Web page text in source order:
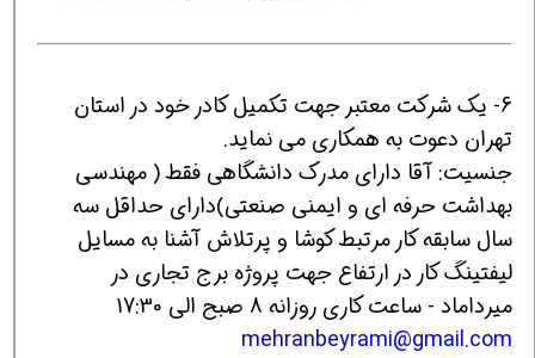
6- یک شرکت معتبر جهت تکمیل کادر خود در استان
تهران دعوت به همکاری می نماید.
جنسیت: آقا دارای مدرک دانشگاهی فقط ( مهندسی
بهداشت حرفه ای و ایمنی صنعتی)دارای حداقل سه
سال سابقه کار مرتبط کوشا و پرتلاش آشنا به مسایل
لیفتینگ کار در ارتفاع جهت پروژه برج تجاری در
میرداماد - ساعت کاری روزانه 8 صبح الی 17:30
mehranbeyrami@gmail.com